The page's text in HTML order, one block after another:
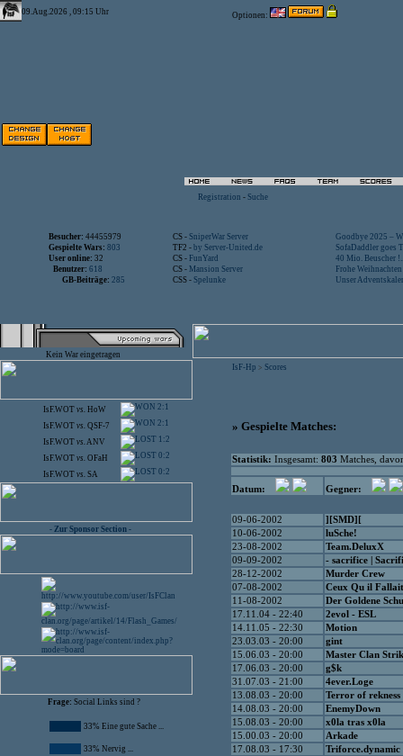
09.Aug.2026 , 09:15 Uhr Optionen:
Registration - Suche
Besucher: 44455979 CS - SniperWar Server
Goodbye 2025 –
Gespielte Wars: 803 TF2 - by Server-United.de
SofaDaddler goes
User online: 32 CS - FunYard
40 Mio. Beuscher
Benutzer: 618 CS - Mansion Server
Frohe
GB-Beiträge: 285 CSS - Spelunke Unser
Kein War eingetragen
IsF.WOT vs. HoW 2:1
IsF.WOT vs. QSF-7 2:1
IsF.WOT vs.ANV 1:2
IsF.WOT vs. OFaH 0:2
IsF.WOT vs. SA 0:2
- Zur Sponsor Section -
Frage: Social Links sind ?
33% Eine gute Sache ...
33% Nervig ...
IsF-Hp > Scores
» Gespielte Matches:
Statistik: Insgesamt: 803 Matches,
Datum: Gegner:
09-06-2002
][SMD][
10-06-2002
luSche!
23-08-2002
Team.DeluxX
09-09-2002
- sacrifice |
28-12-2002
Murder Crew
07-08-2002
Ceux Qu il Fallait
11-08-2002
Der Goldene
17.11.04 - 22:40
2evol - ESL
14.11.05 - 22:30
Motion
23.03.03 - 20:00
gint
15.06.03 - 20:00
Master Clan
17.06.03 - 20:00
g$k
31.07.03 - 21:00
4ever.Loge
13.08.03 - 20:00
Terror of rekness
14.08.03 - 20:00
EnemyDown
15.08.03 - 20:00
x0la tras x0la
15.00.03 - 20:00
Arkade
17.08.03 - 17:30
Triforce.dynamic